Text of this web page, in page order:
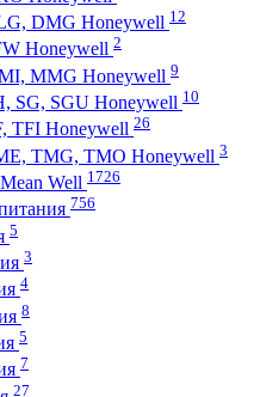
DMG Honeywell 12
Honeywell 2
MMG Honeywell 9
SG, SGU Honeywell 10
TFI Honeywell 26
TMG, TMO Honeywell 3
Well 1726
756
5
3
4
8
5
7
27